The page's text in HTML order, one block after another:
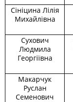
Сініцина Лілія
Михайлівна
Сухович
Людмила
Георгіївна
Макарчук
Руслан
Семенович